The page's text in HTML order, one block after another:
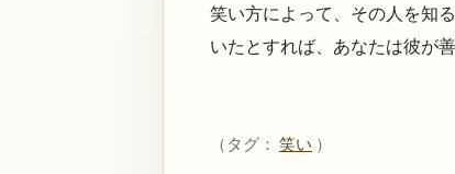
笑い方によって、その人を知
いたとすれば、あなたは彼が
（タグ： 笑い ）